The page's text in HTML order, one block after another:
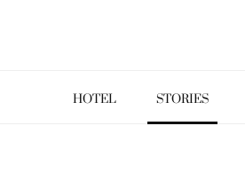
HOTEL STORIES